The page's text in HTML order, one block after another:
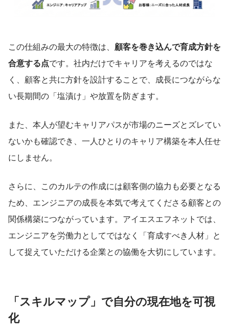
この仕組みの最大の特徴は、 顧客を巻き込んで育成方針を
合意する点です。社内だけでキャリアを考えるのではな
く、顧客と共に方針を設計することで、成長につながらな
い長期間の「塩漬け」や放置を防ぎます。
また、本人が望むキャリアパスが市場のニーズとズレてい
ないかも確認でき、一人ひとりのキャリア構築を本人任せ
にしません。
さらに、このカルテの作成には顧客側の協力も必要となる
ため、エンジニアの成長を本気で考えてくださる顧客との
関係構築につながっています。アイエスエフネットでは、
エンジニアを労働力としてではなく「育成すべき人材」と
して捉えていただける企業との協働を大切にしています。
「スキルマップ」で自分の現在地を可視
化